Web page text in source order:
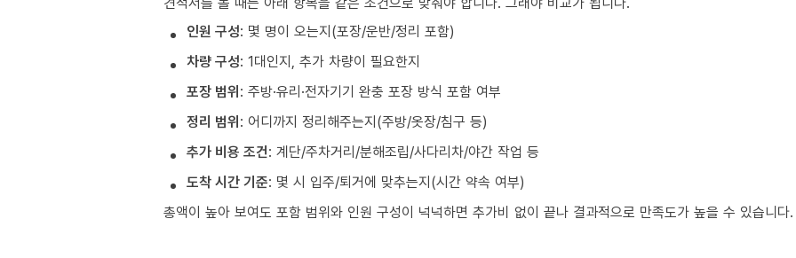
인원 구성: 몇 명이 오는지(포장/운반/정리 포함)
차량 구성: 1대인지, 추가 차량이 필요한지
포장 범위: 주방·유리·전자기기 완충 포장 방식 포함 여부
정리 범위: 어디까지 정리해주는지(주방/옷장/침구 등)
추가 비용 조건: 계단/주차거리/분해조립/사다리차/야간 작업 등
도착 시간 기준: 몇 시 입주/퇴거에 맞추는지(시간 약속 여부)
총액이 높아 보여도 포함 범위와 인원 구성이 넉넉하면 추가비 없이 끝나 결과적으로 만족도가 높을 수 있습니다.